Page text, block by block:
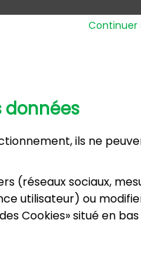
données
ils ne
(réseaux sociaux,
utilisateur) ou
Cookies» situé en
Continuer
Lundi,
Samedi :
vacances